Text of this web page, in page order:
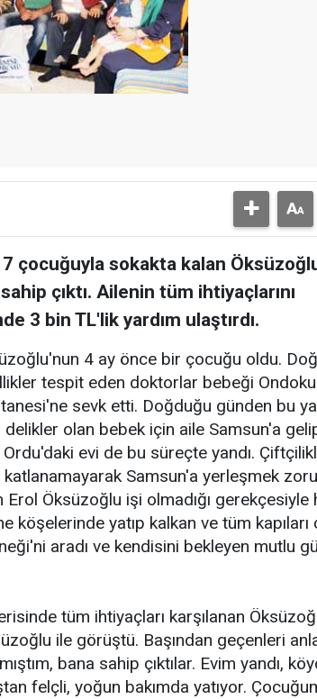
çocuğuyla sokakta kalan
çıktı. Ailenin tüm ihtiyaçlarını
3 bin TL'lik yardım ulaştırdı.
4 ay önce bir çocuğu oldu.
tespit eden doktorlar bebeği
sevk etti. Doğduğu günden bu
olan bebek için aile Samsun'a
evi de bu süreçte yandı.
Samsun'a yerleşmek
Erol Öksüzoğlu işi olmadığı gerekçesiyle
yatıp kalkan ve tüm kapıları
aradı ve kendisini bekleyen mutlu
tüm ihtiyaçları karşılanan
ile görüştü. Başından geçenleri
bana sahip çıktılar. Evim yandı,
felçli, yoğun bakımda yatıyor.